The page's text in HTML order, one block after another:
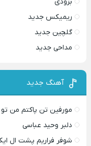
ریمیکس جدید
گلچین جدید
مداحی جدید
آهنگ جدید
مورفین تن پاکتم من
دلبر وحید عباسی
شوفر فراریم پشت ال